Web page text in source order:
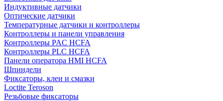
Индуктивные датчики
Оптические датчики
Температурные датчики и контроллеры
Контроллеры и панели управления
Контроллеры PAC HCFA
Контроллеры PLC HCFA
Панели оператора HMI HCFA
Шпиндели
Фиксаторы, клеи и смазки
Loctite Teroson
Резьбовые фиксаторы